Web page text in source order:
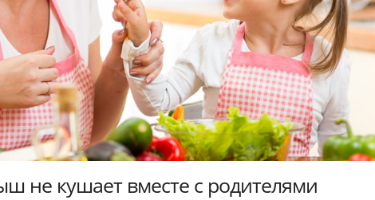
кушает вместе с родителями